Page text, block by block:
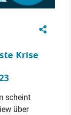
Krise
scheint
über